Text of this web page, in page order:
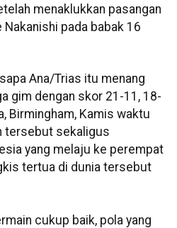
menaklukkan pasangan
pada babak 16
Ana/Trias itu menang
gim dengan skor 21-11, 18-
Birmingham, Kamis waktu
tersebut sekaligus
yang melaju ke perempat
tertua di dunia tersebut
cukup baik, pola yang